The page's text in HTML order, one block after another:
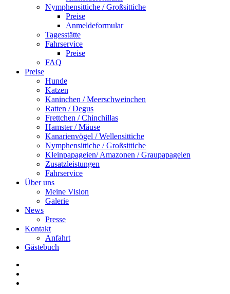
Nymphensittiche / Großsittiche
Preise
Anmeldeformular
Tagesstätte
Fahrservice
Preise
FAQ
Preise
Hunde
Katzen
Kaninchen / Meerschweinchen
Ratten / Degus
Frettchen / Chinchillas
Hamster / Mäuse
Kanarienvögel / Wellensittiche
Nymphensittiche / Großsittiche
Kleinpapageien/ Amazonen / Graupapageien
Zusatzleistungen
Fahrservice
Über uns
Meine Vision
Galerie
News
Presse
Kontakt
Anfahrt
Gästebuch